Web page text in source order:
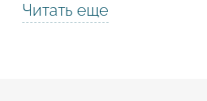
Читать еще